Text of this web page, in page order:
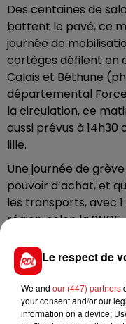
Des centaines de
battent le pavé, ce
journée de
cortèges défilent en
Calais et Béthune
départemental
la circulation, ce
aussi prévus à
lille.
Une journée de
pouvoir d’achat, et
les transports, avec
région, selon la SNCF.
A Noeux les mines,
plasturgie Jokey
matin, pour le
été installé à
de mètres de l'usine.
Le respect de
We and our (447) partners
your consent and/or our
information on a device;